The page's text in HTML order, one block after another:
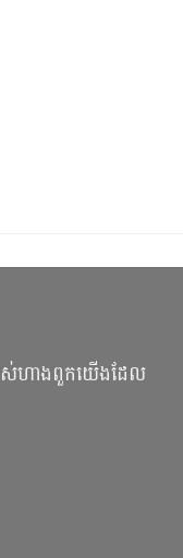
ស់ហាងពួកយើងដែល